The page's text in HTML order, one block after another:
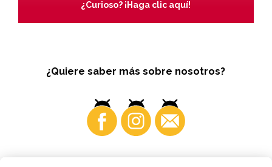
¿Curioso? ¡Haga clic aquí!
¿Quiere saber más sobre nosotros?